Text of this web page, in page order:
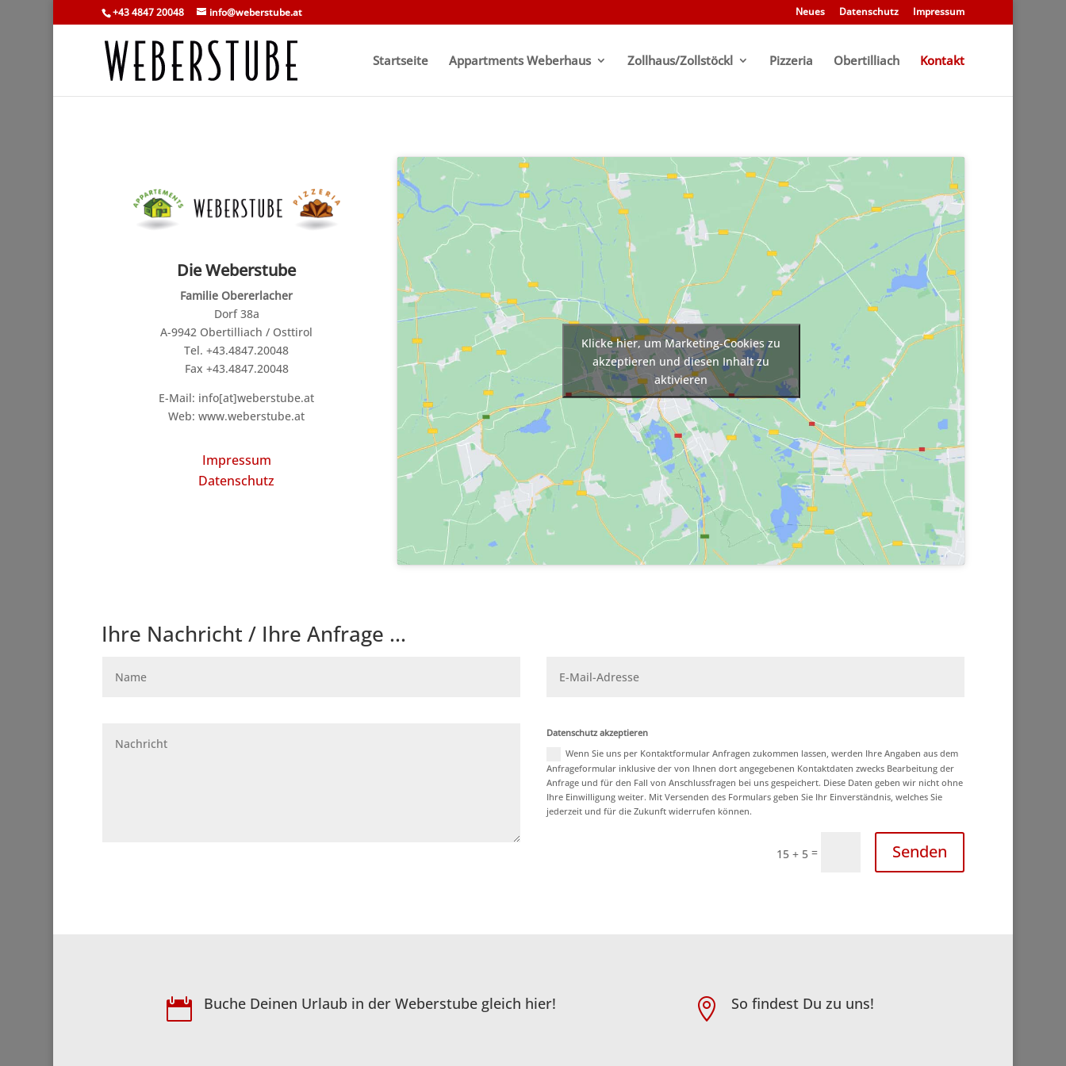
+43 4847 20048 info@weberstube.at Neues Datenschutz Impressum
Startseite Appartments Weberhaus Zollhaus/Zollstöckl Pizzeria Obertilliach Kontakt
Die Weberstube
Familie Obererlacher
Dorf 38a
A-9942 Obertilliach / Osttirol
Tel. +43.4847.20048
Fax +43.4847.20048
E-Mail: info[at]weberstube.at
Web: www.weberstube.at
Impressum
Datenschutz
Klicke hier, um Marketing-Cookies zu
akzeptieren und diesen Inhalt zu
aktivieren
Ihre Nachricht / Ihre Anfrage ...
Datenschutz akzeptieren
Wenn Sie uns per Kontaktformular Anfragen zukommen lassen, werden Ihre Angaben aus dem
Anfrageformular inklusive der von Ihnen dort angegebenen Kontaktdaten zwecks Bearbeitung der
Anfrage und für den Fall von Anschlussfragen bei uns gespeichert. Diese Daten geben wir nicht ohne
Ihre Einwilligung weiter. Mit Versenden des Formulars geben Sie Ihr Einverständnis, welches Sie
jederzeit und für die Zukunft widerrufen können.
15 + 5 = Senden
 Buche Deinen Urlaub in der Weberstube gleich hier!  So findest Du zu uns!